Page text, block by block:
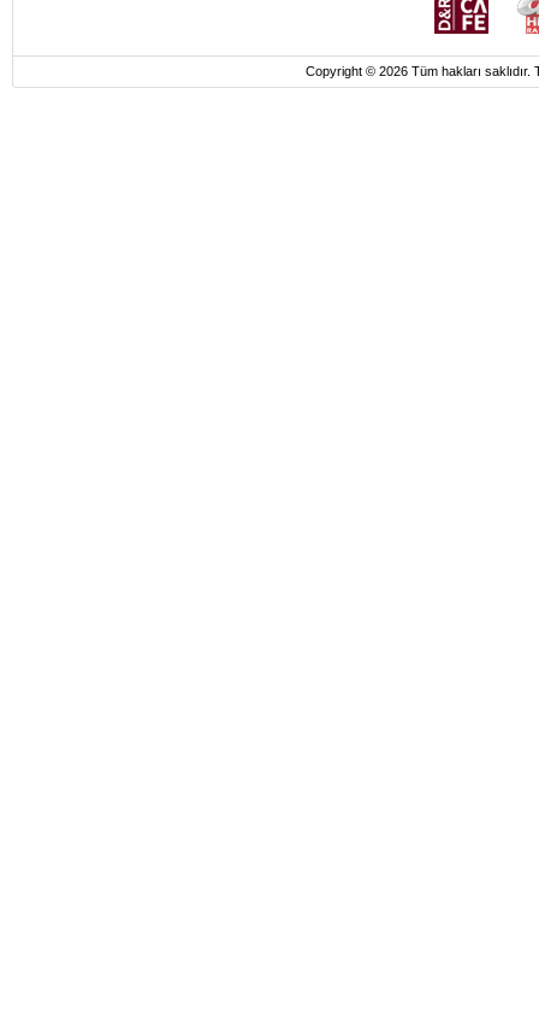
Copyright © 2026 Tüm hakları